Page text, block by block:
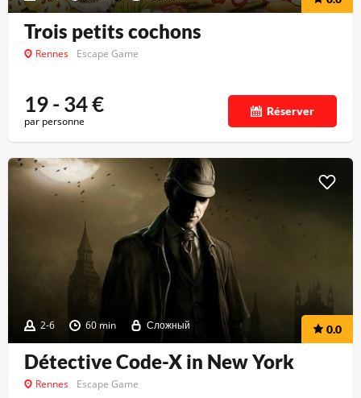
Trois petits cochons
Rennes Escape Game
19 - 34€
par personne
Réserver
2-6 60 min Сложный 0.0
Détective Code-X in New York
Rennes Escape Game